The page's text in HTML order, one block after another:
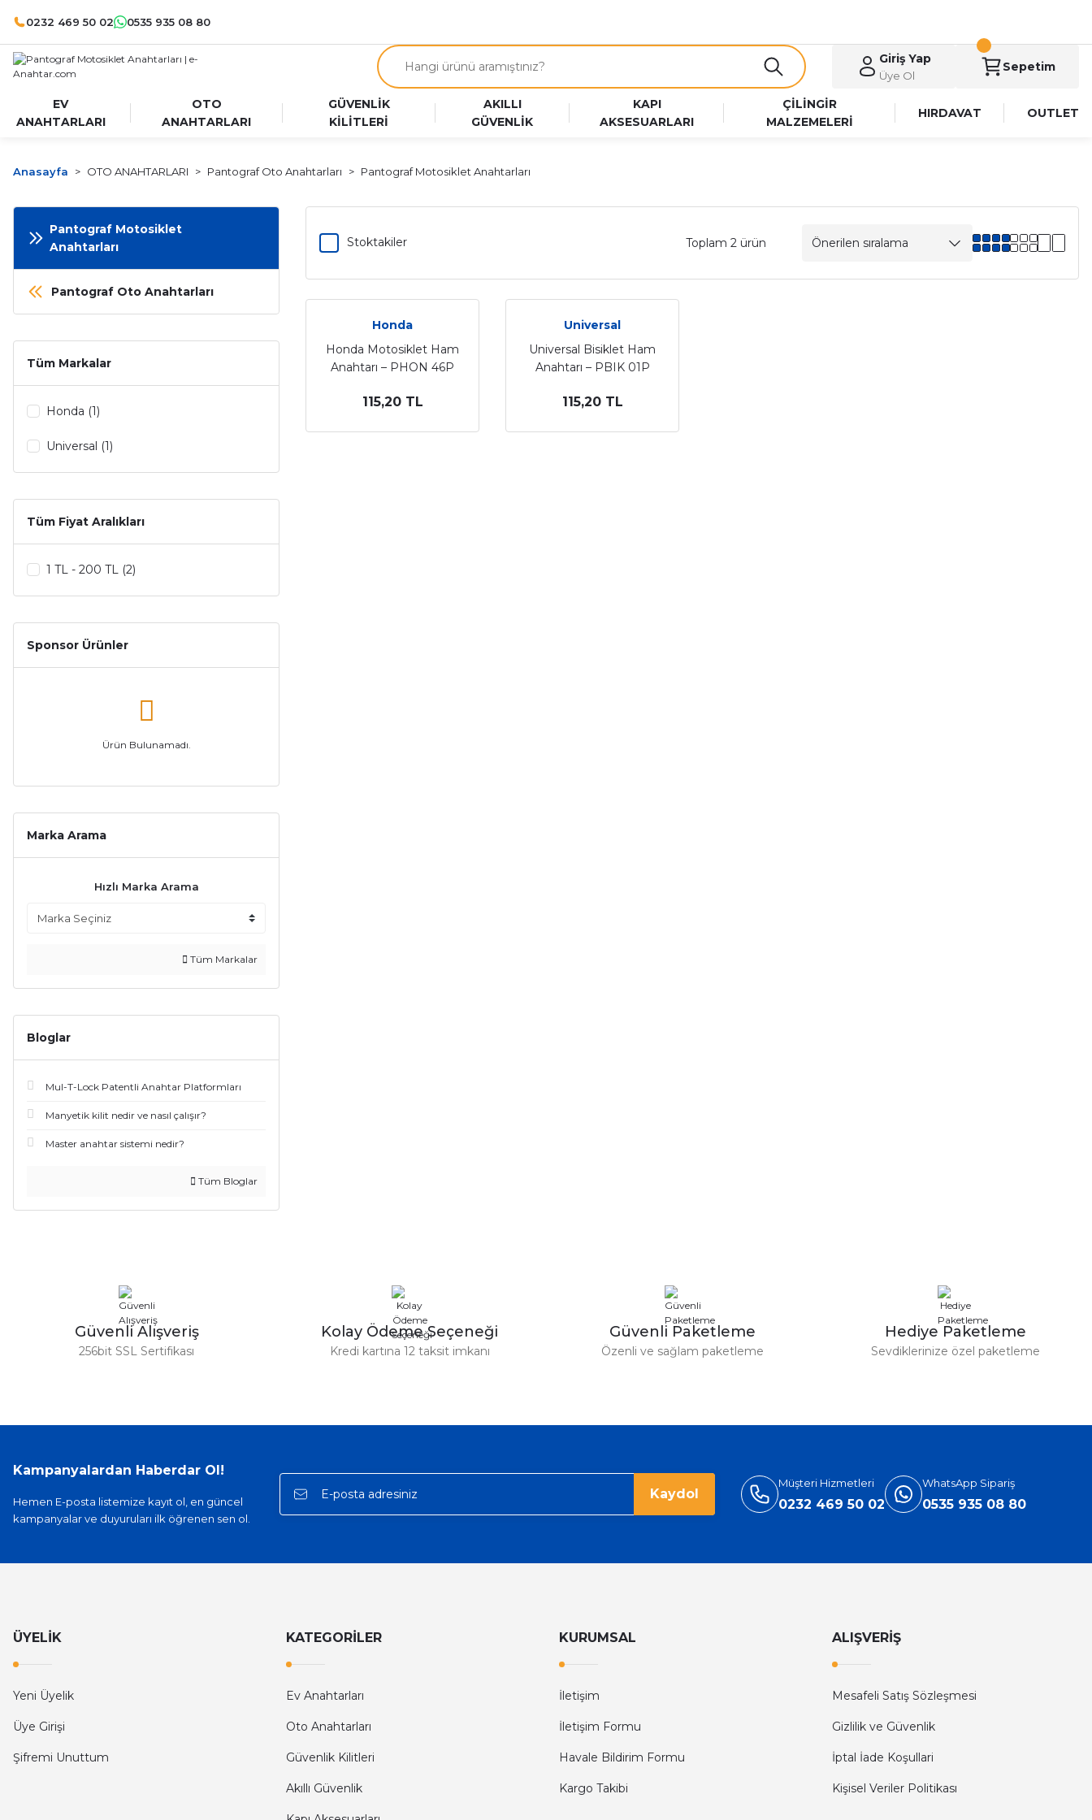
0232 469 50 02 0535 935 08 80
Giriş Yap
Üye Ol
Sepetim
EV
ANAHTARLARI
OTO
ANAHTARLARI
GÜVENLİK
KİLİTLERİ
AKILLI
GÜVENLİK
KAPI
AKSESUARLARI
ÇİLİNGİR
MALZEMELERİ
HIRDAVAT OUTLET
Anasayfa OTO ANAHTARLARI Pantograf Oto Anahtarları Pantograf Motosiklet Anahtarları
Pantograf Motosiklet
Anahtarları
Pantograf Oto Anahtarları
Tüm Markalar
Honda (1)
Universal (1)
Tüm Fiyat Aralıkları
1 TL - 200 TL (2)
Sponsor Ürünler
Ürün Bulunamadı.
Marka Arama
Hızlı Marka Arama
Tüm Markalar
Bloglar
Mul-T-Lock Patentli Anahtar Platformları
Manyetik kilit nedir ve nasıl çalışır?
Master anahtar sistemi nedir?
Tüm Bloglar
Stoktakiler Toplam 2 ürün
Honda
Honda Motosiklet Ham
Anahtarı – PHON 46P
115,20 TL
Universal
Universal Bisiklet Ham
Anahtarı – PBIK 01P
115,20 TL
Güvenli Alışveriş
256bit SSL Sertifikası
Kolay Ödeme Seçeneği
Kredi kartına 12 taksit imkanı
Güvenli Paketleme
Özenli ve sağlam paketleme
Hediye Paketleme
Sevdiklerinize özel paketleme
Kampanyalardan Haberdar Ol!
Hemen E-posta listemize kayıt ol, en güncel
kampanyalar ve duyuruları ilk öğrenen sen ol.
Kaydol
Müşteri Hizmetleri
0232 469 50 02
WhatsApp Sipariş
0535 935 08 80
ÜYELİK
Yeni Üyelik
Üye Girişi
Şifremi Unuttum
KATEGORİLER
Ev Anahtarları
Oto Anahtarları
Güvenlik Kilitleri
Akıllı Güvenlik
KURUMSAL
İletişim
İletişim Formu
Havale Bildirim Formu
Kargo Takibi
ALIŞVERİŞ
Mesafeli Satış Sözleşmesi
Gizlilik ve Güvenlik
İptal İade Koşullari
Kişisel Veriler Politikası